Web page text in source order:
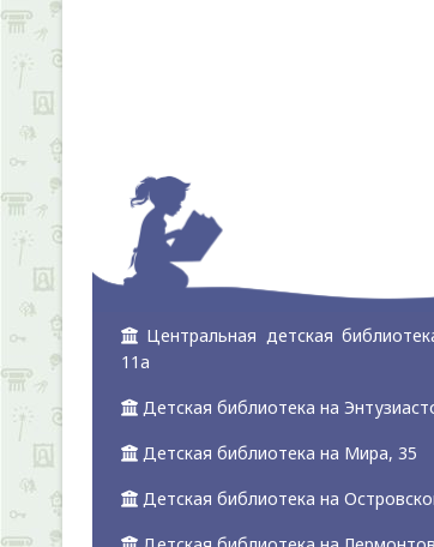
Центральная детская
11а
Детская библиотека на
Детская библиотека на Мира, 35
Детская библиотека на